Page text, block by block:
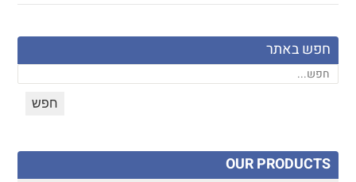
חפש באתר
OUR PRODUCTS